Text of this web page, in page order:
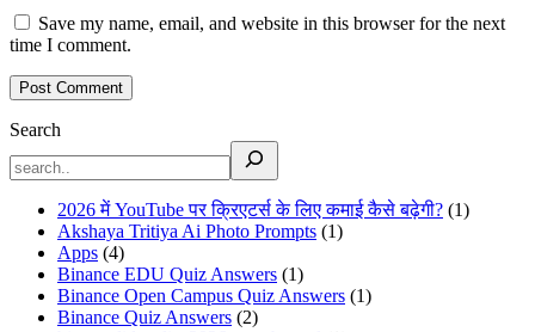
Save my name, email, and website in this browser for the next
time I comment.
Search
2026 में YouTube पर क्रिएटर्स के लिए कमाई कैसे बढ़ेगी? (1)
Akshaya Tritiya Ai Photo Prompts (1)
Apps (4)
Binance EDU Quiz Answers (1)
Binance Open Campus Quiz Answers (1)
Binance Quiz Answers (2)